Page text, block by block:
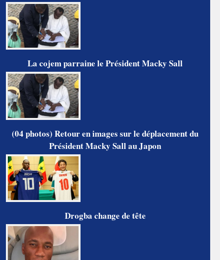
La cojem parraine le Président Macky Sall
(04 photos) Retour en images sur le déplacement du
Président Macky Sall au Japon
Drogba change de tête